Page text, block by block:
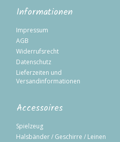
Informationen
Impressum
AGB
Widerrufsrecht
Datenschutz
Lieferzeiten und
Versandinformationen
Accessoires
Spielzeug
Halsbänder / Geschirre / Leinen